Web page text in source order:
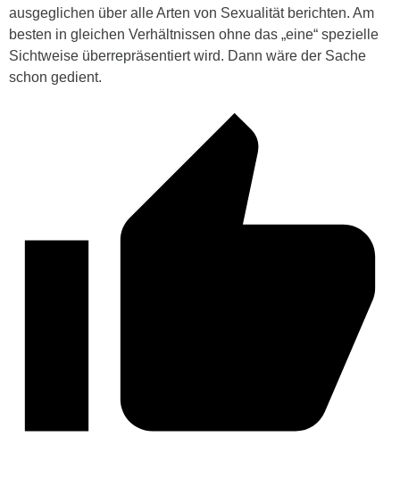
ausgeglichen über alle Arten von Sexualität berichten. Am
besten in gleichen Verhältnissen ohne das „eine“ spezielle
Sichtweise überrepräsentiert wird. Dann wäre der Sache
schon gedient.